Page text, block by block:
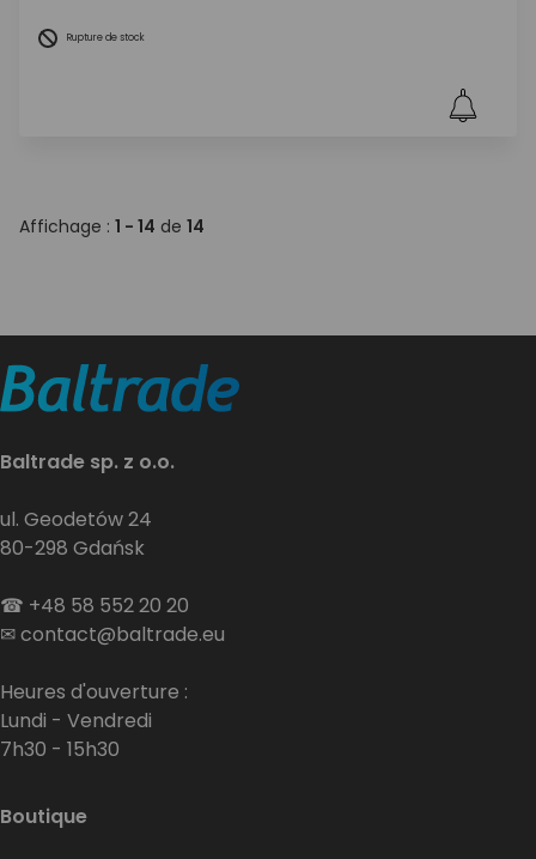
Rupture de stock
Affichage : 1 - 14 de 14
Baltrade sp. z o.o.
ul. Geodetów 24
80-298 Gdańsk
☎ +48 58 552 20 20
✉contact@baltrade.eu
Heures d'ouverture :
Lundi - Vendredi
7h30 - 15h30
Boutique